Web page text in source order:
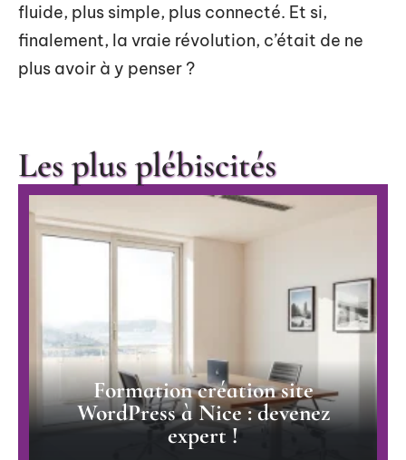
fluide, plus simple, plus connecté. Et si,
finalement, la vraie révolution, c’était de ne
plus avoir à y penser ?
Les plus plébiscités
Formation création site
WordPress à Nice : devenez
expert !